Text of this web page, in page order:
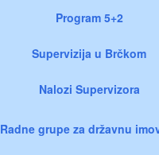
Program 5+2
Supervizija u Brčkom
Nalozi Supervizora
Radne grupe za državnu